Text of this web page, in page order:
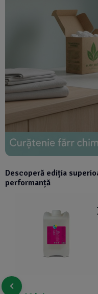
Descoperă ediția
performanță